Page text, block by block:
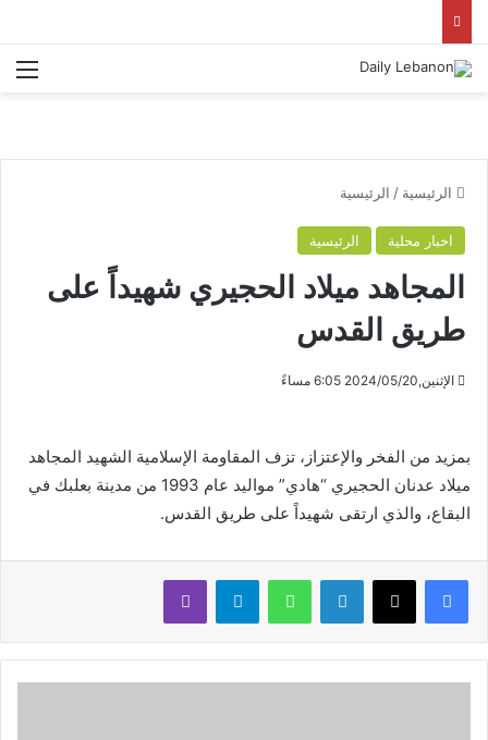
الرئيسية / الرئيسية
اخبار محلية الرئيسية
المجاهد ميلاد الحجيري شهيداً على
طريق القدس
الإثنين,2024/05/20 6:05 مساءً
بمزيد من الفخر والإعتزاز، تزف المقاومة الإسلامية الشهيد المجاهد
ميلاد عدنان الحجيري “هادي” مواليد عام 1993 من مدينة بعلبك في
البقاع، والذي ارتقى شهيداً على طريق القدس.
لينكدإن واتساب تيلقرام ڤايبر